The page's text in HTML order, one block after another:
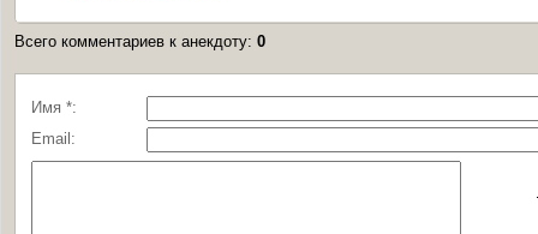
Всего комментариев к анекдоту: 0
Имя *:
Email: